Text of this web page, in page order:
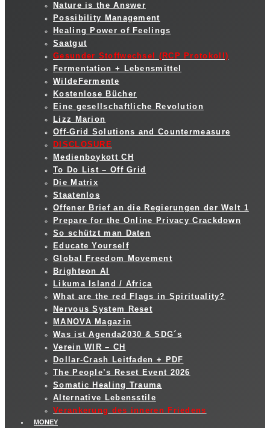
Nature is the Answer
Possibility Management
Healing Power of Feelings
Saatgut
Gesunder Stoffwechsel (RCP Protokoll)
Fermentation + Lebensmittel
WildeFermente
Kostenlose Bücher
Eine gesellschaftliche Revolution
Lizz Marion
Off-Grid Solutions and Countermeasure
DISCLOSURE
Medienboykott CH
To Do List – Off Grid
Die Matrix
Staatenlos
Offener Brief an die Regierungen der Welt 1
Prepare for the Online Privacy Crackdown
So schützt man Daten
Educate Yourself
Global Freedom Movement
Brighteon AI
Likuma Island / Africa
What are the red Flags in Spirituality?
Nervous System Reset
MANOVA Magazin
Was ist Agenda2030 & SDG´s
Verein WIR – CH
Dollar-Crash Leitfaden + PDF
The People’s Reset Event 2026
Somatic Healing Trauma
Alternative Lebensstile
Verankerung des inneren Friedens
MONEY